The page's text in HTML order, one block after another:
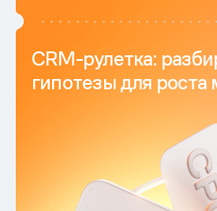
CRM-рулетка:
гипотезы для роста